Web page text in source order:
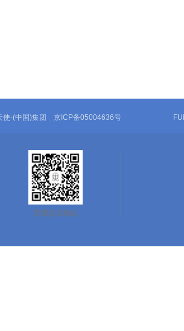
使·(中国)集团 京ICP备05004636号
院团总支微信